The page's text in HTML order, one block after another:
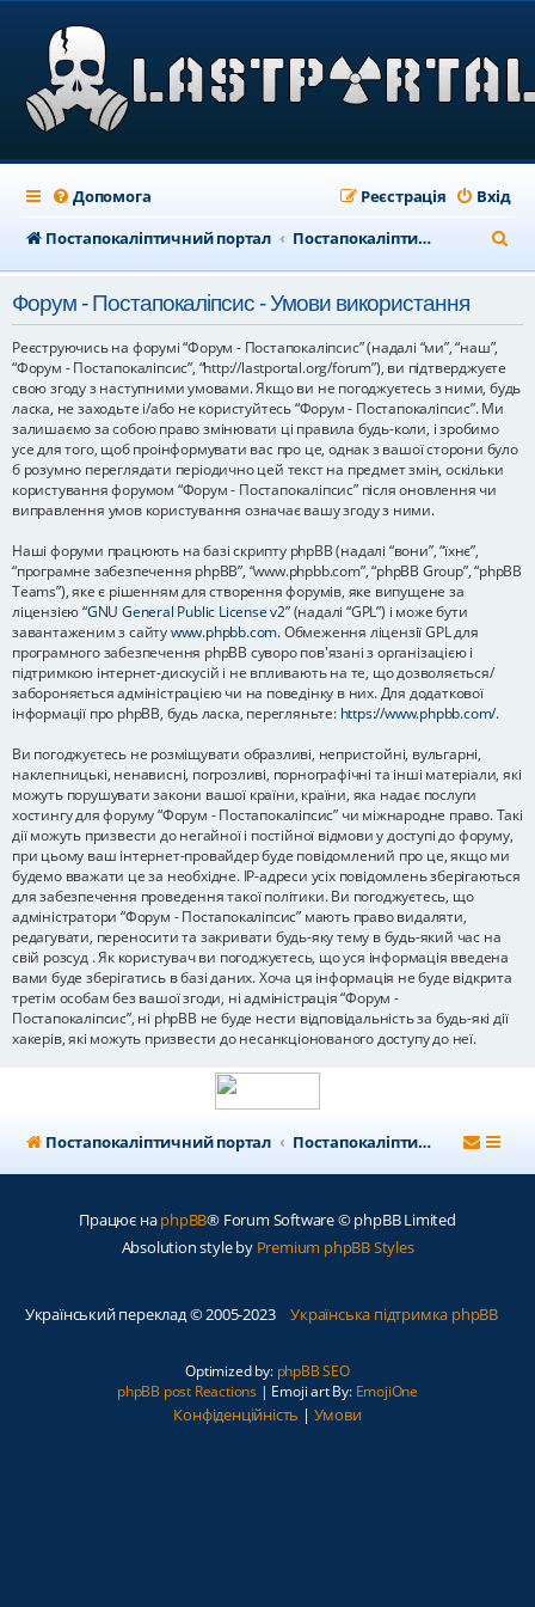
Допомога Вхід
Реєстрація
Постапокаліптичний портал
Постапокаліптичний форум
о
Форум - Постапокаліпсис - Умови використання
Реєструючись на форумі “Форум - Постапокаліпсис” (надалі “ми”, “наш”,
“Форум - Постапокаліпсис”, “http://lastportal.org/forum”), ви підтверджуєте
свою згоду з наступними умовами. Якщо ви не погоджуєтесь з ними, будь
ласка, не заходьте і/або не користуйтесь “Форум - Постапокаліпсис”. Ми
залишаємо за собою право змінювати ці правила будь-коли, і зробимо
усе для того, щоб проінформувати вас про це, однак з вашої сторони було
б розумно переглядати періодично цей текст на предмет змін, оскільки
користування форумом “Форум - Постапокаліпсис” після оновлення чи
виправлення умов користування означає вашу згоду з ними.
Наші форуми працюють на базі скрипту phpBB (надалі “вони”, “їхнє”,
“програмне забезпечення phpBB”, “www.phpbb.com”, “phpBB Group”, “phpBB
Teams”), яке є рішенням для створення форумів, яке випущене за
ліцензією “GNU General Public License v2” (надалі “GPL”) і може бути
завантаженим з сайтуwww.phpbb.com. Обмеження ліцензії GPL для
програмного забезпечення phpBB суворо пов'язані з організацією і
підтримкою інтернет-дискусій і не впливають на те, що дозволяється/
забороняється адміністрацією чи на поведінку в них. Для додаткової
інформації про phpBB, будь ласка, перегляньте: https://www.phpbb.com/.
Ви погоджуєтесь не розміщувати образливі, непристойні, вульгарні,
наклепницькі, ненависні, погрозливі, порнографічні та інші матеріали, які
можуть порушувати закони вашої країни, країни, яка надає послуги
хостингу для форуму “Форум - Постапокаліпсис” чи міжнародне право. Такі
дії можуть призвести до негайної і постійної відмови у доступі до форуму,
при цьому ваш інтернет-провайдер буде повідомлений про це, якщо ми
будемо вважати це за необхідне. IP-адреси усіх повідомлень зберігаються
для забезпечення проведення такої політики. Ви погоджуєтесь, що
адміністратори “Форум - Постапокаліпсис” мають право видаляти,
редагувати, переносити та закривати будь-яку тему в будь-який час на
свій розсуд . Як користувач ви погоджуєтесь, що уся інформація введена
вами буде зберігатись в базі даних. Хоча ця інформація не буде відкрита
третім особам без вашої згоди, ні адміністрація “Форум -
Постапокаліпсис”, ні phpBB не буде нести відповідальність за будь-які дії
хакерів, які можуть призвести до несанкціонованого доступу до неї.
Постапокаліптичний портал Постапокаліптичний форум
Працює наphpBB® Forum Software © phpBB Limited
Absolution style by Premium phpBB Styles
Український переклад © 2005-2023 Українська підтримка phpBB
Optimized by: phpBB SEO
phpBB post Reactions| Emoji art By: EmojiOne
Конфіденційність | Умови